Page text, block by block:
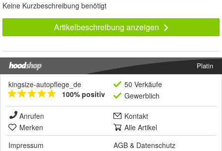
Keine Kurzbeschreibung benötigt
Artikelbeschreibung anzeigen
Platin
kingsize-autopflege_de
100% positiv
50 Verkäufe
Gewerblich
Anrufen
Kontakt
Merken
Alle Artikel
Impressum
AGB & Datenschutz